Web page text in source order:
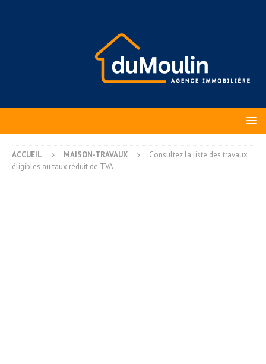
ACCUEIL MAISON-TRAVAUX
Consultez la liste des travaux
éligibles au taux réduit de TVA